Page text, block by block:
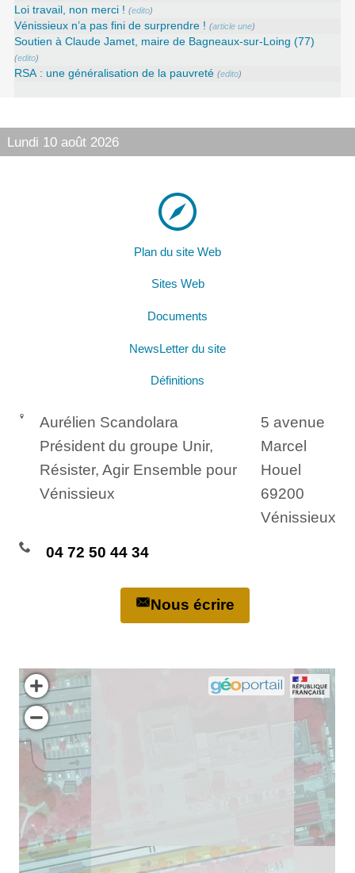
Loi travail, non merci ! (edito)
Vénissieux n’a pas fini de surprendre ! (article une)
Soutien à Claude Jamet, maire de Bagneaux-sur-Loing (77)
(edito)
RSA : une généralisation de la pauvreté (edito)
Lundi 10 août 2026
Plan du site Web
Sites Web
Documents
NewsLetter du site
Définitions
Aurélien Scandolara
Président du groupe Unir,
Résister, Agir Ensemble pour
Vénissieux
5 avenue
Marcel
Houel
69200
Vénissieux
04 72 50 44 34
Nous écrire